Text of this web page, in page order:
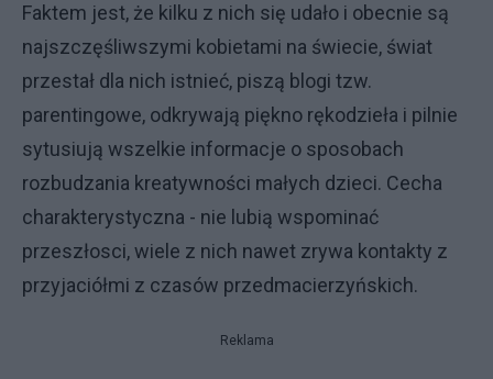
Faktem jest, że kilku z nich się udało i obecnie są
najszczęśliwszymi kobietami na świecie, świat
przestał dla nich istnieć, piszą blogi tzw.
parentingowe, odkrywają piękno rękodzieła i pilnie
sytusiują wszelkie informacje o sposobach
rozbudzania kreatywności małych dzieci. Cecha
charakterystyczna - nie lubią wspominać
przeszłosci, wiele z nich nawet zrywa kontakty z
przyjaciółmi z czasów przedmacierzyńskich.
Reklama